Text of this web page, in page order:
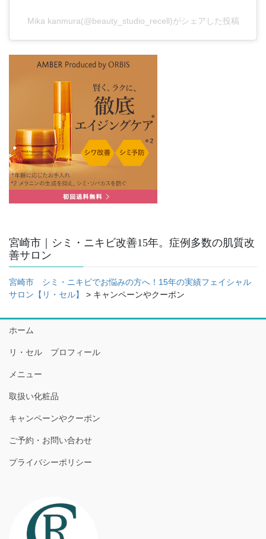
Mika kanmura(@beauty_studio_recell)がシェアした投稿
宮崎市｜シミ・ニキビ改善15年。症例多数の肌質改
善サロン
宮崎市 シミ・ニキビでお悩みの方へ！15年の実績フェイシャル
サロン【リ・セル】
> キャンペーンやクーポン
ホーム
リ・セル プロフィール
メニュー
取扱い化粧品
キャンペーンやクーポン
ご予約・お問い合わせ
プライバシーポリシー